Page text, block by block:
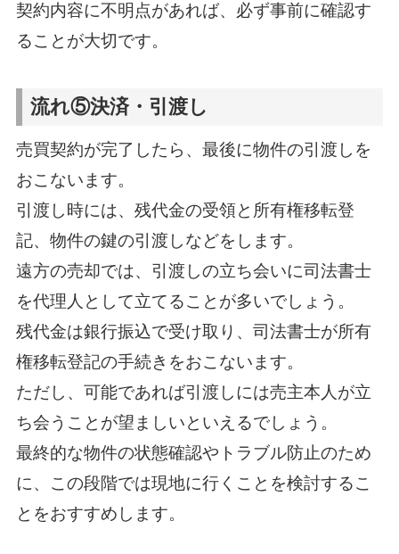
契約内容に不明点があれば、必ず事前に確認す
ることが大切です。
流れ⑤決済・引渡し
売買契約が完了したら、最後に物件の引渡しを
おこないます。
引渡し時には、残代金の受領と所有権移転登
記、物件の鍵の引渡しなどをします。
遠方の売却では、引渡しの立ち会いに司法書士
を代理人として立てることが多いでしょう。
残代金は銀行振込で受け取り、司法書士が所有
権移転登記の手続きをおこないます。
ただし、可能であれば引渡しには売主本人が立
ち会うことが望ましいといえるでしょう。
最終的な物件の状態確認やトラブル防止のため
に、この段階では現地に行くことを検討するこ
とをおすすめします。